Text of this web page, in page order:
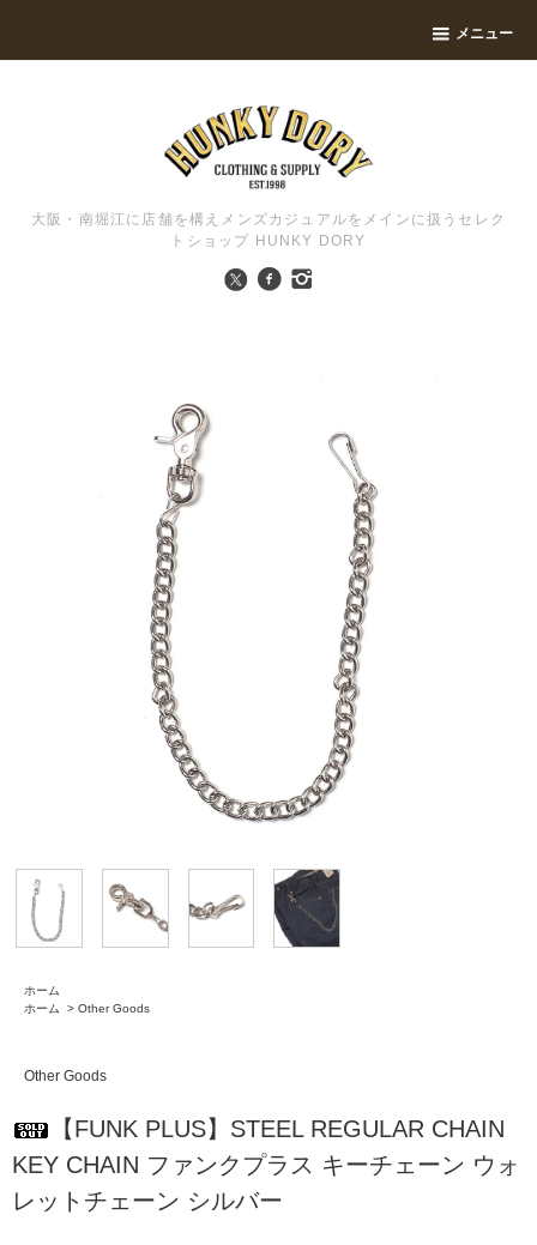
メニュー
大阪・南堀江に店舗を構えメンズカジュアルをメインに扱うセレク
トショップ HUNKY DORY
ホーム
ホーム
> Other Goods
Other Goods
【FUNK PLUS】STEEL REGULAR CHAIN
KEY CHAIN ファンクプラス キーチェーン ウォ
レットチェーン シルバー